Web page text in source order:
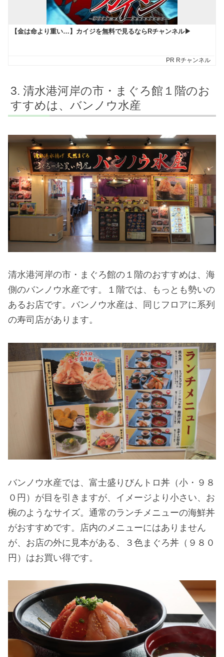
清水港河岸の市・まぐろ館１階のお
すすめは、バンノウ水産
清水港河岸の市・まぐろ館の１階のおすすめは、海
側のバンノウ水産です。１階では、もっとも勢いの
あるお店です。バンノウ水産は、同じフロアに系列
の寿司店があります。
バンノウ水産では、富士盛りびんトロ丼（小・９８
０円）が目を引きますが、イメージより小さい、お
椀のようなサイズ。通常のランチメニューの海鮮丼
がおすすめです。店内のメニューにはありません
が、お店の外に見本がある、３色まぐろ丼（９８０
円）はお買い得です。